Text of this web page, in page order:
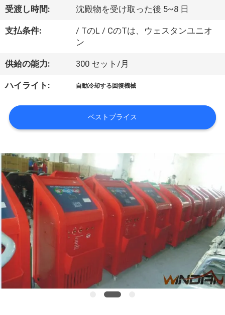
て
場
旅
行
品
質
管
理
私
達
に
受渡し時間: 沈殿物を受け取った後 5~8 日
支払条件:
/ TのL / CのTは、ウェスタンユニオ
ン
供給の能力: 300 セット/月
ハイライト: 自動冷却する回復機械
ベストプライス